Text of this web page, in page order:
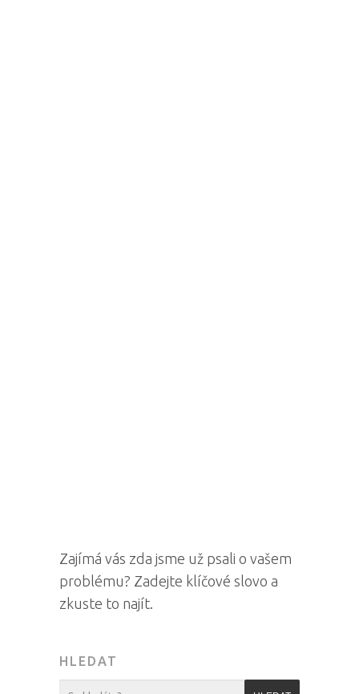
Zajímá vás zda jsme už psali o vašem
problému? Zadejte klíčové slovo a
zkuste to najít.
HLEDAT